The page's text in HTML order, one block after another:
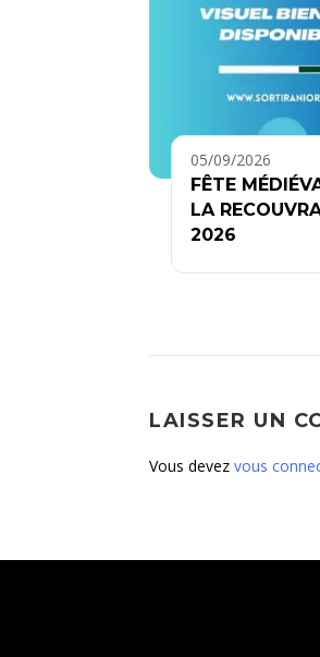
05/09/2026
FÊTE
LA
2026
LAISSER UN
Vous devez vous